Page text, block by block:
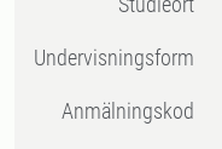
Undervisningsform
Anmälningskod